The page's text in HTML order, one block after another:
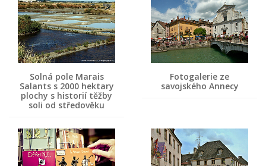
Solná pole Marais
Salants s 2000 hektary
plochy s historií těžby
soli od středověku
Fotogalerie ze
savojského Annecy